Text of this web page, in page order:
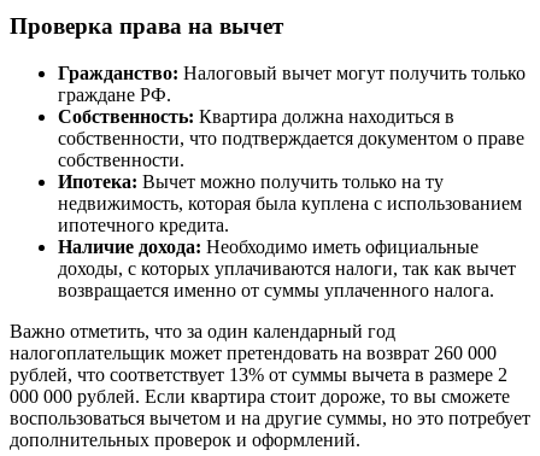
Проверка права на вычет
Гражданство: Налоговый вычет могут получить только
граждане РФ.
Собственность: Квартира должна находиться в
собственности, что подтверждается документом о праве
собственности.
Ипотека: Вычет можно получить только на ту
недвижимость, которая была куплена с использованием
ипотечного кредита.
Наличие дохода: Необходимо иметь официальные
доходы, с которых уплачиваются налоги, так как вычет
возвращается именно от суммы уплаченного налога.
Важно отметить, что за один календарный год
налогоплательщик может претендовать на возврат 260 000
рублей, что соответствует 13% от суммы вычета в размере 2
000 000 рублей. Если квартира стоит дороже, то вы сможете
воспользоваться вычетом и на другие суммы, но это потребует
дополнительных проверок и оформлений.